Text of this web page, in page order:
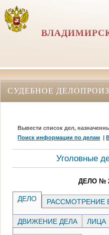
СУДЕБНОЕ
Вывести список дел,
Поиск информации по делам |
Уголовные
ДЕЛО №
ДЕЛО РАССМОТРЕНИЕ
ДВИЖЕНИЕ ДЕЛА ЛИЦА